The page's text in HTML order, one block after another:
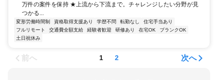
万件の案件を保持 ★上流から下流まで。チャレンジしたい分野が見
つかる...
変形労働時間制 資格取得支援あり 学歴不問 転勤なし
住宅手当あり
フルリモート
交通費全額支給 経験者歓迎 研修あり 在宅OK
ブランクOK
土日祝休み
前へ 1 2 次へ